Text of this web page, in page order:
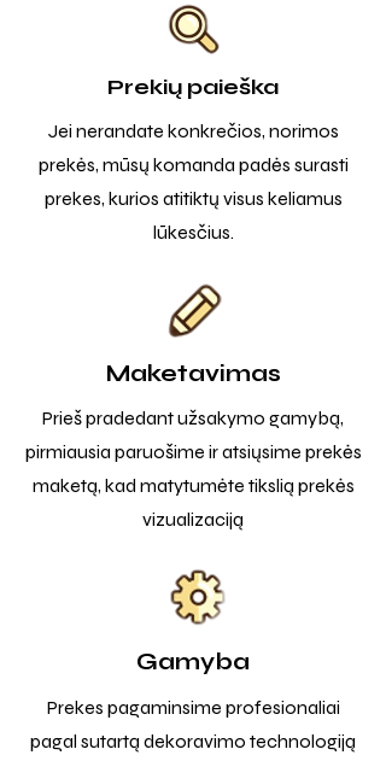
Prekių paieška
Jei nerandate konkrečios, norimos
prekės, mūsų komanda padės surasti
prekes, kurios atitiktų visus keliamus
lūkesčius.
Maketavimas
Prieš pradedant užsakymo gamybą,
pirmiausia paruošime ir atsiųsime prekės
maketą, kad matytumėte tikslią prekės
vizualizaciją
Gamyba
Prekes pagaminsime profesionaliai
pagal sutartą dekoravimo technologiją